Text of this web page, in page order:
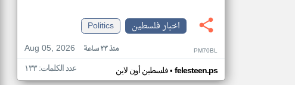
اخبار فلسطين
Politics
Aug 05, 2026
منذ ٢٣ ساعة PM70BL
فلسطين أون لاين• felesteen.ps عدد الكلمات: ١٣٣